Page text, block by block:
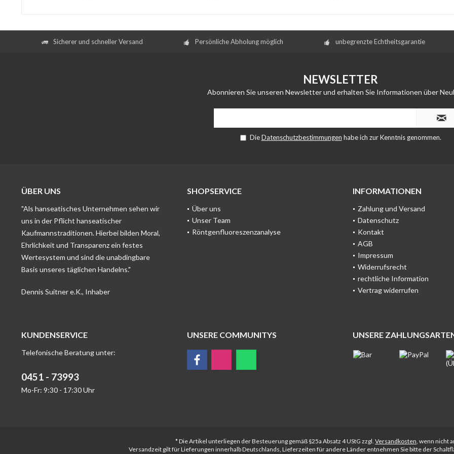
Sicherer und schneller Versand Persönliche Abholung möglich unbegrenzte Echtheitsgarantie
NEWSLETTER
Abonnieren Sie unseren Newsletter und erhalten Sie Informationen über
DieDatenschutzbestimmungen habe ich zur Kenntnis genommen.
ÜBER UNS
"Als hanseatisches Unternehmen sehen wir
uns in der Pflicht hanseatischer
Kaufmannstraditionen. Hierbei bilden Moral,
Ehrlichkeit und Transparenz ein festes
Wertesystem und sind die unabdingbare
Basis unseres täglichen Handelns."
Dennis Suitner e.K., Inhaber
SHOPSERVICE
Über uns
Unser Team
Röntgenfluoreszenzanalyse
INFORMATIONEN
Zahlung und Versand
Datenschutz
Kontakt
AGB
Impressum
Widerrufsrecht
rechtliche Information
Vertrag widerrufen
KUNDENSERVICE
Telefonische Beratung unter:
0451 - 73993
Mo-Fr: 9:30 - 17:30 Uhr
UNSERE COMMUNITYS UNSERE
* Die Artikel unterliegen der Besteuerung gemäß §25a Absatz 4 UStG zzgl. Versandkosten, wenn nicht
Versandzeit gilt für Lieferungen innerhalb Deutschlands, Lieferzeiten für andere Länder entnehmen Sie bitte der